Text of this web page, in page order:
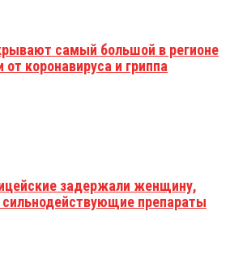
самый большой в регионе
от коронавируса и гриппа
задержали женщину,
препараты